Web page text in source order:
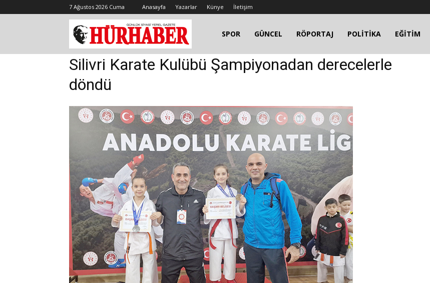
7 Ağustos 2026 Cuma Anasayfa Yazarlar Künye İletişim
SPOR GÜNCEL RÖPORTAJ POLİTİKA EĞİTİM
Silivri Karate Kulübü Şampiyonadan derecelerle
döndü